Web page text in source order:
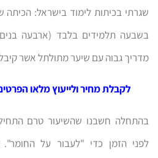
שגרתי בכיתות לימוד בישראל: הכיתה
בשבעה תלמידים בלבד (ארבעה
מדריך גבוה עם שיער מתולתל אשר
לקבלת מחיר ולייעוץ מלאו
בהתחלה חשבנו שהשיעור טרם
לפני הזמן כדי "לעבור על